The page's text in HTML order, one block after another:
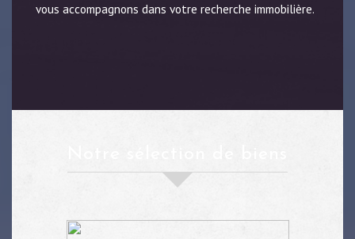
vous accompagnons dans votre recherche immobilière.